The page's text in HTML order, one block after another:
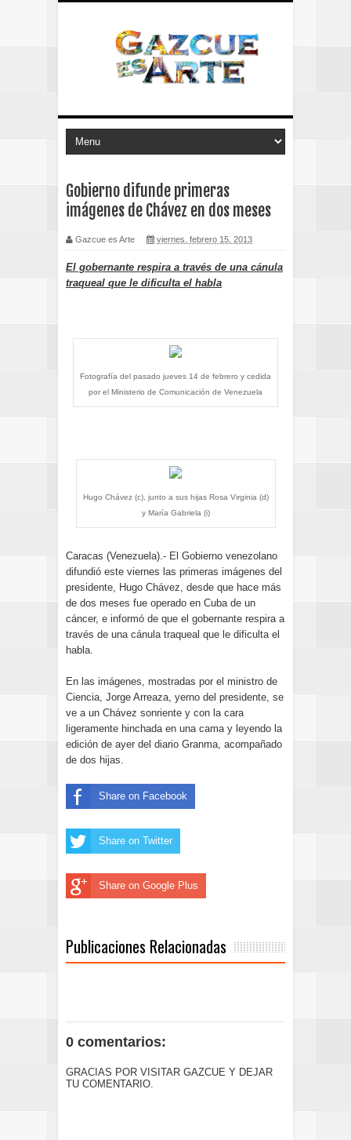
Gobierno difunde primeras
imágenes de Chávez en dos meses
Gazcue es Arte viernes, febrero 15, 2013
El gobernante respira a través de una cánula
traqueal que le dificulta el habla
Fotografía del pasado jueves 14 de febrero y cedida
por el Ministerio de Comunicación de Venezuela
Hugo Chávez (c), junto a sus hijas Rosa Virginia (d)
y María Gabriela (i)
Caracas (Venezuela).- El Gobierno venezolano
difundió este viernes las primeras imágenes del
presidente, Hugo Chávez, desde que hace más
de dos meses fue operado en Cuba de un
cáncer, e informó de que el gobernante respira a
través de una cánula traqueal que le dificulta el
habla.
En las imágenes, mostradas por el ministro de
Ciencia, Jorge Arreaza, yerno del presidente, se
ve a un Chávez sonriente y con la cara
ligeramente hinchada en una cama y leyendo la
edición de ayer del diario Granma, acompañado
de dos hijas.
Share on Facebook
Share on Twitter
Share on Google Plus
Publicaciones Relacionadas
0 comentarios:
GRACIAS POR VISITAR GAZCUE Y DEJAR
TU COMENTARIO.